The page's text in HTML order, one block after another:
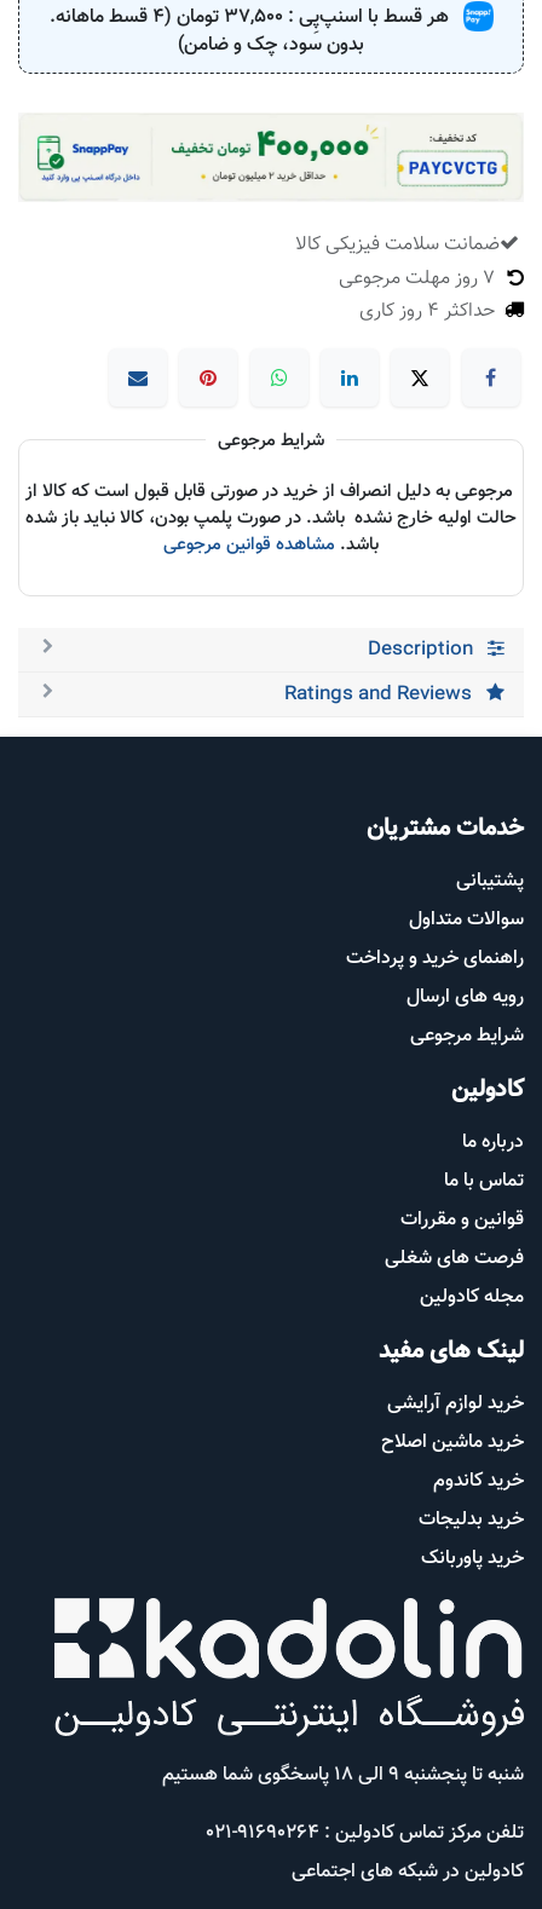
هر قسط با اسنپ‌پِی : 37,500
تومان (4 قسط ماهانه.
بدون سود، چک و ضامن)
ضمانت سلامت فیزیکی کالا
حداکثر 4 روز کاری
شرایط مرجوعی
مرجوعی به دلیل انصراف از خرید در صورتی قابل قبول است که کالا از
حالت اولیه خارج نشده باشد. در صورت پلمپ بودن، کالا نباید باز شده
باشد. مشاهده قوانین مرجوعی
Description
Ratings and Reviews
خدمات مشتریان
پشتیب​​انی
سوالات متداول
راهنمای خرید و پرداخت
رویه های ارسال
شرایط مرجوعی
کادولین
درباره ما
تماس با ما
قوانین و مقررات
فرصت های شغلی
مجله کادولین
لینک های مفید
خرید لوازم آرایشی
خرید ماشین اصلاح
خرید کاندوم
خرید بدلیجات
خرید پاوربانک
شنبه تا پنجشنبه 9 الی 18 پاسخگوی شما هستیم
تلفن مرکز تماس کادولین : 91690264-021
کادولین در شبکه های اجتماعی